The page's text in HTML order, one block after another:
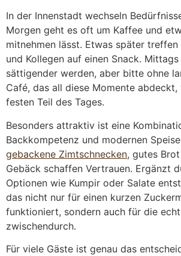
In der Innenstadt wechseln
Morgen geht es oft um Kaffee und
mitnehmen lässt. Etwas später treffen
und Kollegen auf einen Snack.
sättigender werden, aber bitte ohne
Café, das all diese Momente
festen Teil des Tages.
Besonders attraktiv ist eine
Backkompetenz und modernen
gebackene Zimtschnecken, gutes
Gebäck schaffen Vertrauen. Ergänzt
Optionen wie Kumpir oder Salate
das nicht nur für einen kurzen
funktioniert, sondern auch für die
zwischendurch.
Für viele Gäste ist genau das